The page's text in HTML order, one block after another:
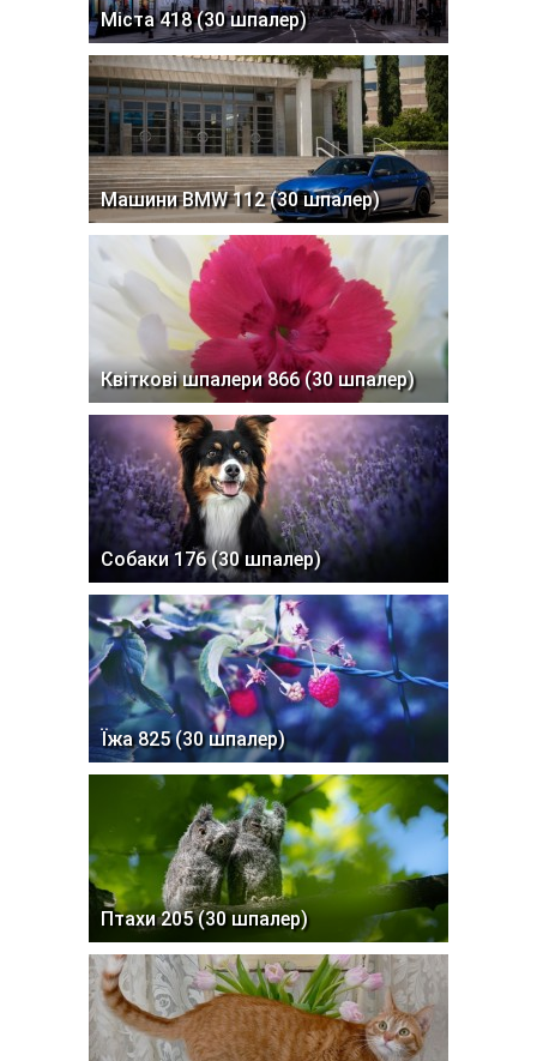
Міста 418 (30 шпалер)
Машини BMW 112 (30 шпалер)
Квіткові шпалери 866 (30 шпалер)
Собаки 176 (30 шпалер)
Їжа 825 (30 шпалер)
Птахи 205 (30 шпалер)